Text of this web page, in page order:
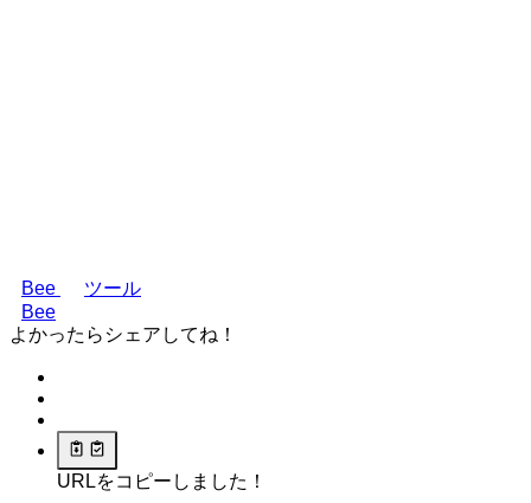
Bee
ツール
Bee
よかったらシェアしてね！
URLをコピーしました！